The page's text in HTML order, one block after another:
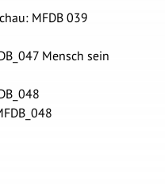
MFDB 039
Mensch sein